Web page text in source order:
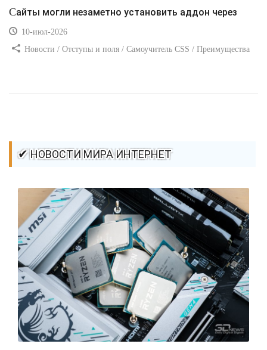
Сайты могли незаметно установить аддон через
10-июл-2026
Новости / Отступы и поля / Самоучитель CSS / Преимущества
✔ НОВОСТИ МИРА ИНТЕРНЕТ